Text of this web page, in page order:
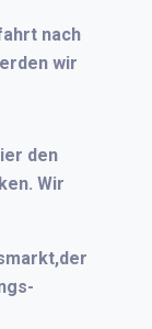
nach
wir
den
Wir